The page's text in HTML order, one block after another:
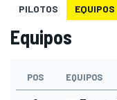
INDYCAR
PILOTOS EQUIPOS
Equipos
POS EQUIPOS